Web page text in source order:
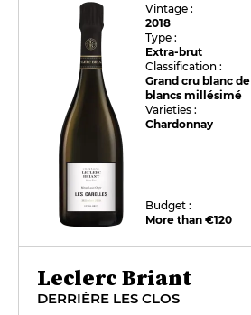
Vintage :
2018
Type :
Extra-brut
Classification :
Grand cru blanc de
blancs millésimé
Varieties :
Chardonnay
Budget :
More than €120
Leclerc Briant
DERRIÈRE LES CLOS